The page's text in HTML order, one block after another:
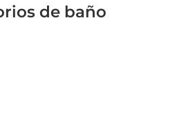
de baño